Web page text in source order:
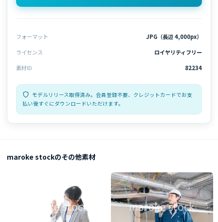
フォーマット
JPG（長辺 4,000px）
ライセンス
ロイヤリティフリー
素材ID
82234
モデルリリース取得済み。会員登録不要、クレジットカードでお支
払い後すぐにダウンロードいただけます。
maroke stockのその他素材